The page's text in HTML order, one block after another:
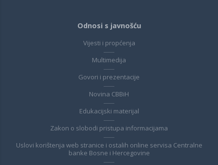
Odnosi s javnošću
Vijesti i propćenja
Multimedija
Govori i prezentacije
Novina CBBiH
Edukacijski materijal
Zakon o slobodi pristupa informacijama
Uslovi korištenja web stranice i ostalih online servisa Centralne
banke Bosne i Hercegovine